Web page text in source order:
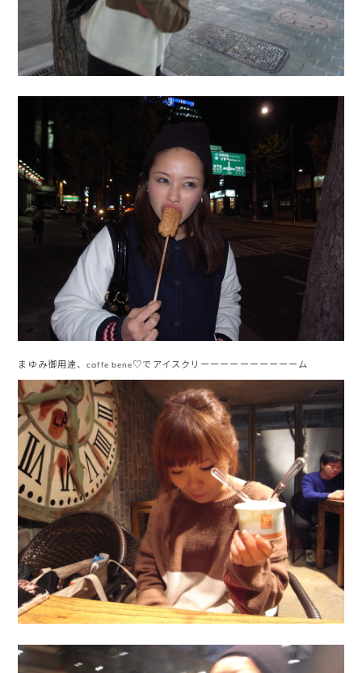
まゆみ御用達、caffe bene♡でアイスクリーーーーーーーーーーム